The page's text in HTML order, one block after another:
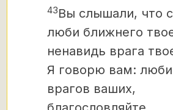
43Вы слышали, что
люби ближнего
ненавидь врага
Я говорю вам:
врагов ваших,